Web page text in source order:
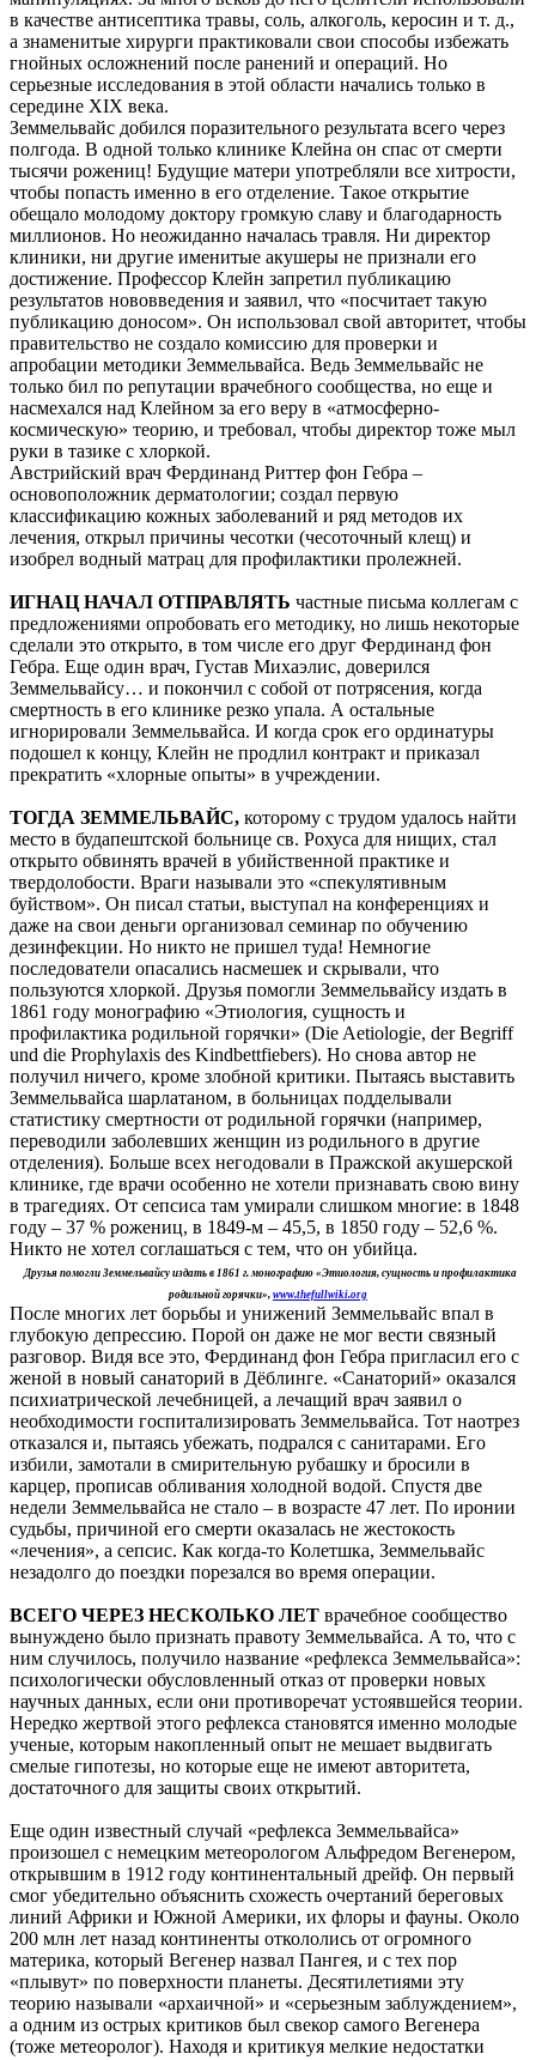
в качестве антисептика травы, соль, алкоголь, керосин и т. д.,
а знаменитые хирурги практиковали свои способы избежать
гнойных осложнений после ранений и операций. Но
серьезные исследования в этой области начались только в
середине XIX века.
Земмельвайс добился поразительного результата всего через
полгода. В одной только клинике Клейна он спас от смерти
тысячи рожениц! Будущие матери употребляли все хитрости,
чтобы попасть именно в его отделение. Такое открытие
обещало молодому доктору громкую славу и благодарность
миллионов. Но неожиданно началась травля. Ни директор
клиники, ни другие именитые акушеры не признали его
достижение. Профессор Клейн запретил публикацию
результатов нововведения и заявил, что «посчитает такую
публикацию доносом». Он использовал свой авторитет, чтобы
правительство не создало комиссию для проверки и
апробации методики Земмельвайса. Ведь Земмельвайс не
только бил по репутации врачебного сообщества, но еще и
насмехался над Клейном за его веру в «атмосферно-
космическую» теорию, и требовал, чтобы директор тоже мыл
руки в тазике с хлоркой.
Австрийский врач Фердинанд Риттер фон Гебра –
основоположник дерматологии; создал первую
классификацию кожных заболеваний и ряд методов их
лечения, открыл причины чесотки (чесоточный клещ) и
изобрел водный матрац для профилактики пролежней.
ИГНАЦ НАЧАЛ ОТПРАВЛЯТЬ частные письма коллегам с
предложениями опробовать его методику, но лишь некоторые
сделали это открыто, в том числе его друг Фердинанд фон
Гебра. Еще один врач, Густав Михаэлис, доверился
Земмельвайсу… и покончил с собой от потрясения, когда
смертность в его клинике резко упала. А остальные
игнорировали Земмельвайса. И когда срок его ординатуры
подошел к концу, Клейн не продлил контракт и приказал
прекратить «хлорные опыты» в учреждении.
ТОГДА ЗЕММЕЛЬВАЙС, которому с трудом удалось найти
место в будапештской больнице св. Рохуса для нищих, стал
открыто обвинять врачей в убийственной практике и
твердолобости. Враги называли это «спекулятивным
буйством». Он писал статьи, выступал на конференциях и
даже на свои деньги организовал семинар по обучению
дезинфекции. Но никто не пришел туда! Немногие
последователи опасались насмешек и скрывали, что
пользуются хлоркой. Друзья помогли Земмельвайсу издать в
1861 году монографию «Этиология, сущность и
профилактика родильной горячки» (Die Aetiologie, der Begriff
und die Prophylaxis des Kindbettfiebers). Но снова автор не
получил ничего, кроме злобной критики. Пытаясь выставить
Земмельвайса шарлатаном, в больницах подделывали
статистику смертности от родильной горячки (например,
переводили заболевших женщин из родильного в другие
отделения). Больше всех негодовали в Пражской акушерской
клинике, где врачи особенно не хотели признавать свою вину
в трагедиях. От сепсиса там умирали слишком многие: в 1848
году – 37 % рожениц, в 1849-м – 45,5, в 1850 году – 52,6 %.
Никто не хотел соглашаться с тем, что он убийца.
Друзья помогли Земмельвайсу издать в 1861 г. монографию «Этиология, сущность и профилактика
родильной горячки», www.thefullwiki.org
После многих лет борьбы и унижений Земмельвайс впал в
глубокую депрессию. Порой он даже не мог вести связный
разговор. Видя все это, Фердинанд фон Гебра пригласил его с
женой в новый санаторий в Дёблинге. «Санаторий» оказался
психиатрической лечебницей, а лечащий врач заявил о
необходимости госпитализировать Земмельвайса. Тот наотрез
отказался и, пытаясь убежать, подрался с санитарами. Его
избили, замотали в смирительную рубашку и бросили в
карцер, прописав обливания холодной водой. Спустя две
недели Земмельвайса не стало – в возрасте 47 лет. По иронии
судьбы, причиной его смерти оказалась не жестокость
«лечения», а сепсис. Как когда-то Колетшка, Земмельвайс
незадолго до поездки порезался во время операции.
ВСЕГО ЧЕРЕЗ НЕСКОЛЬКО ЛЕТ врачебное сообщество
вынуждено было признать правоту Земмельвайса. А то, что с
ним случилось, получило название «рефлекса Земмельвайса»:
психологически обусловленный отказ от проверки новых
научных данных, если они противоречат устоявшейся теории.
Нередко жертвой этого рефлекса становятся именно молодые
ученые, которым накопленный опыт не мешает выдвигать
смелые гипотезы, но которые еще не имеют авторитета,
достаточного для защиты своих открытий.
Еще один известный случай «рефлекса Земмельвайса»
произошел с немецким метеорологом Альфредом Вегенером,
открывшим в 1912 году континентальный дрейф. Он первый
смог убедительно объяснить схожесть очертаний береговых
линий Африки и Южной Америки, их флоры и фауны. Около
200 млн лет назад континенты откололись от огромного
материка, который Вегенер назвал Пангея, и с тех пор
«плывут» по поверхности планеты. Десятилетиями эту
теорию называли «архаичной» и «серьезным заблуждением»,
а одним из острых критиков был свекор самого Вегенера
(тоже метеоролог). Находя и критикуя мелкие недостатки